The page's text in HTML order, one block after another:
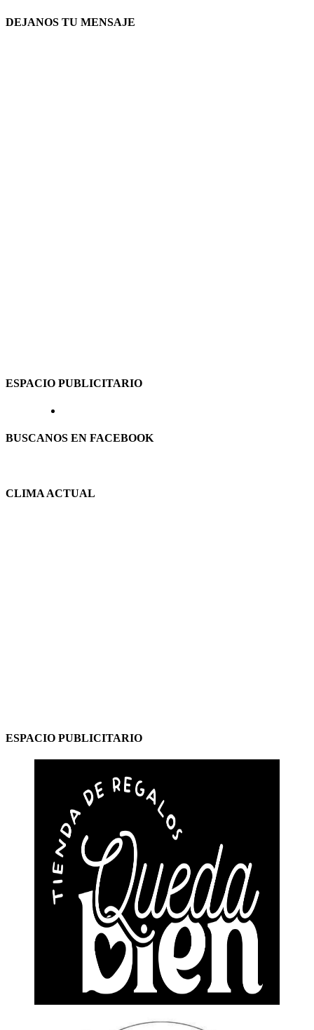
DEJANOS TU MENSAJE
ESPACIO PUBLICITARIO
BUSCANOS EN FACEBOOK
CLIMA ACTUAL
ESPACIO PUBLICITARIO